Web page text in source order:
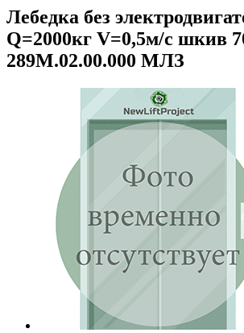
Лебедка без
Q=2000кг V=0,5м/с шкив
289М.02.00.000 МЛЗ